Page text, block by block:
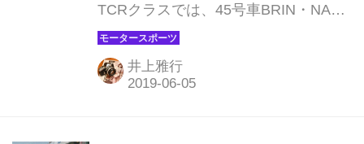
TCRクラスでは、45号車BRIN・NAUB
RS3 LMSが勝利。クラス創設初年度か
ら参戦しているアウディTeam
DreamDriveにとって念願の初優勝とな
井上雅行